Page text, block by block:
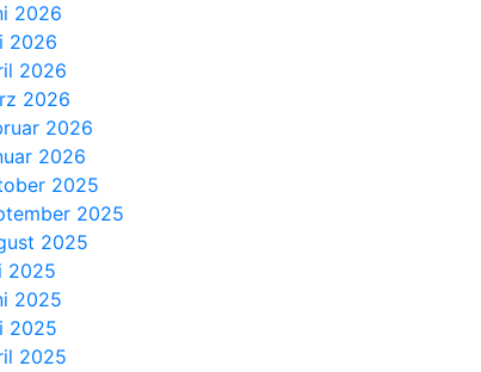
2026
2026
2026
2026
2026
2026
2025
2025
2025
2025
2025
2025
2025